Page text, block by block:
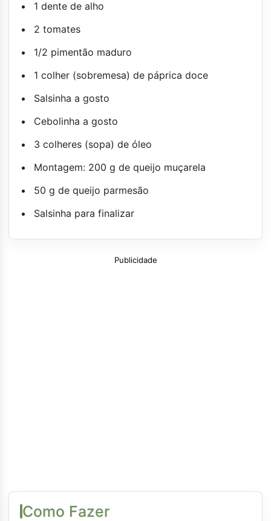
1 dente de alho
2 tomates
1/2 pimentão maduro
1 colher (sobremesa) de páprica doce
Salsinha a gosto
Cebolinha a gosto
3 colheres (sopa) de óleo
Montagem: 200 g de queijo muçarela
50 g de queijo parmesão
Salsinha para finalizar
Publicidade
Como Fazer